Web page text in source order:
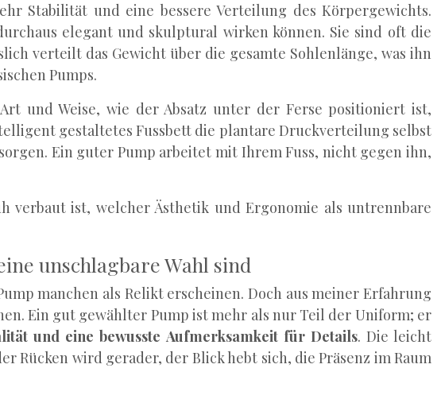
Stabilität und eine bessere Verteilung des Körpergewichts.
elegant und skulptural wirken können. Sie sind oft die
verteilt das Gewicht über die gesamte Sohlenlänge, was ihn
Pumps.
und Weise, wie der Absatz unter der Ferse positioniert ist,
gestaltetes Fussbett die plantare Druckverteilung selbst
sorgen. Ein guter Pump arbeitet mit Ihrem Fuss, nicht gegen ihn,
verbaut ist, welcher Ästhetik und Ergonomie als untrennbare
unschlagbare Wahl sind
manchen als Relikt erscheinen. Doch aus meiner Erfahrung
Ein gut gewählter Pump ist mehr als nur Teil der Uniform; er
und eine bewusste Aufmerksamkeit für Details. Die leicht
Rücken wird gerader, der Blick hebt sich, die Präsenz im Raum